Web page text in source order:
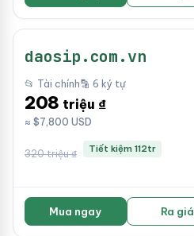
daosip.com.vn
📂 Tài chính🔡 6 ký tự
208 triệu ₫
≈ $7,800 USD
320 triệu ₫ Tiết kiệm 112tr
Mua ngay Ra giá